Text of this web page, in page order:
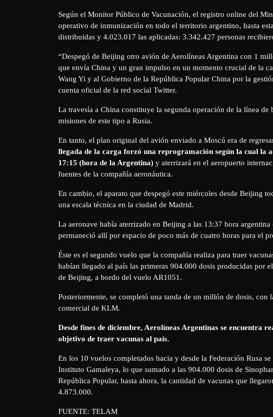
Según el Monitor Público de Vacunación, el registro online del
operativo de inmunización en todo el territorio argentino, hasta
distribuidas y 4.023.017 las aplicadas: 3.342.427 personas
“Despegó de Beijing otro avión de Aerolíneas Argentina con 1
que envía China y un gran impulso en un momento crucial de la
Wang Yi y al Gobierno de la República Popular China por la
cuenta oficial de la red social Twitter.
La travesía a China constituye la segunda operación de la línea de
misiones de este tipo a Rusia.
En tanto, el plan original del avión enviado a Moscú era de
llegada de la carga forzó una reprogramación según la cual la
17:15 (hora de la Argentina) y aterrizará en el aeropuerto
fuentes de la compañía aeronáutica.
En cambio, el aparato que despegó este miércoles desde Beijing
una escala técnica en la ciudad de Madrid.
La aeronave había aterrizado en Beijing a las 13:37 hora
permaneció allí por espacio de poco más de cuatro horas para el
Éste es el segundo vuelo que la compañía realiza para traer
habían llegado al país las primeras 904.000 dosis producidas por
de Beijing, a bordo del vuelo AR1051.
Posteriormente, se completó una tanda de un millón de dosis,
comercial de KLM.
Desde fines de diciembre, Aerolíneas Argentinas se encuentra
objetivo de traer vacunas al país.
En los 10 vuelos completados hacia y desde la Federación Rusa
Instituto Gamaleya, lo que sumado a las 904.000 dosis de
República Popular, hasta ahora, la cantidad de vacunas que
4.873.000.
FUENTE: TELAM